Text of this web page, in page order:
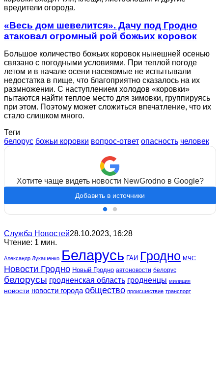
вредители огорода.
«Весь дом шевелится». Дачу под Гродно
атаковал огромный рой божьих коровок
Большое количество божьих коровок нынешней осенью
связано с погодными условиями. При теплой погоде
летом и в начале осени насекомые не испытывали
недостатка в пище, что благоприятно сказалось на их
размножении. С наступлением холодов «коровки»
пытаются найти теплое место для зимовки, группируясь
при этом. Поэтому может сложиться впечатление, что их
стало слишком много.
Теги
белорус божьи коровки вопрос-ответ опасность человек
Хотите чаще видеть новости NewGrodno в Google?
Добавить в источники
Служба Новостей28.10.2023, 16:28
Чтение: 1 мин.
Александр Лукашенко Беларусь ГАИ Гродно МЧС
Новости Гродно Новый Гродно автоновости белорус
белорусы гродненская область гродненцы милиция
новости новости города общество происшествие транспорт